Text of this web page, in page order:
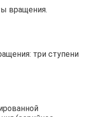
вращения.
три ступени